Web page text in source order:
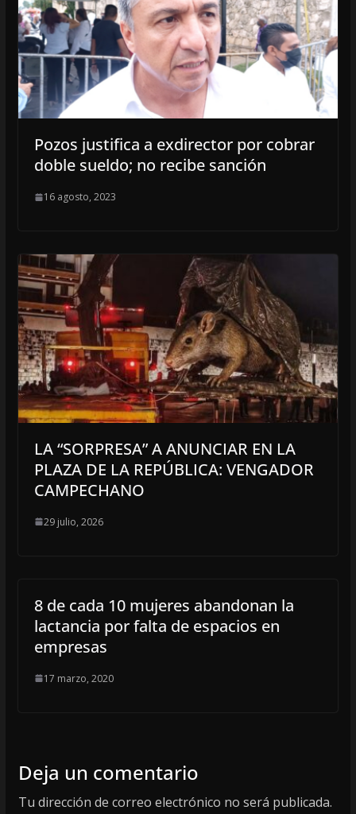
Pozos justifica a exdirector por cobrar
doble sueldo; no recibe sanción
16 agosto, 2023
LA “SORPRESA” A ANUNCIAR EN LA
PLAZA DE LA REPÚBLICA: VENGADOR
CAMPECHANO
29 julio, 2026
8 de cada 10 mujeres abandonan la
lactancia por falta de espacios en
empresas
17 marzo, 2020
Deja un comentario
Tu dirección de correo electrónico no será publicada.